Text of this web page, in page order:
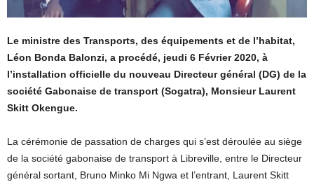
Le ministre des Transports, des équipements et de l’habitat,
Léon Bonda Balonzi, a procédé, jeudi 6 Février 2020, à
l’installation officielle du nouveau Directeur général (DG) de la
société Gabonaise de transport (Sogatra), Monsieur Laurent
Skitt Okengue.
La cérémonie de passation de charges qui s’est déroulée au siège
de la société gabonaise de transport à Libreville, entre le Directeur
général sortant, Bruno Minko Mi Ngwa et l’entrant, Laurent Skitt